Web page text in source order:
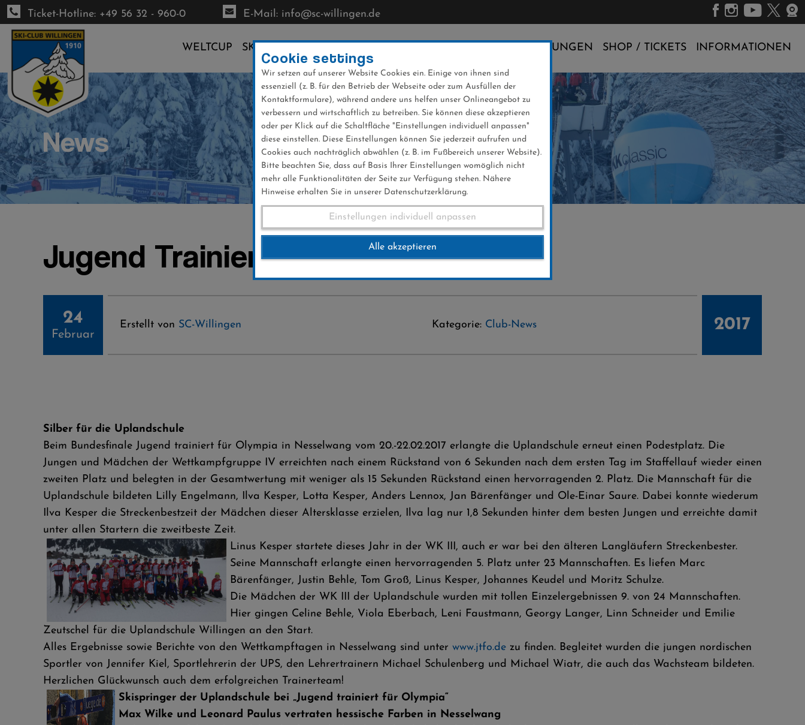
Direkt
zum
Inhalt
Ticket-Hotline: +49 56 32 - 960-0 E-Mail: info@sc-willingen.de
WELTCUP SKI-CLUB VERANSTALTUNGEN SHOP / TICKETS INFORMATIONEN
News
Jugend Trainiert Für Olympia 2017
24
Februar
Erstellt von SC-Willingen Kategorie: Club-News 2017
Silber für die Uplandschule
Beim Bundesfinale Jugend trainiert für Olympia in Nesselwang vom 20.-22.02.2017 erlangte die Uplandschule erneut einen Podestplatz. Die
Jungen und Mädchen der Wettkampfgruppe IV erreichten nach einem Rückstand von 6 Sekunden nach dem ersten Tag im Staffellauf wieder einen
zweiten Platz und belegten in der Gesamtwertung mit weniger als 15 Sekunden Rückstand einen hervorragenden 2. Platz. Die Mannschaft für die
Uplandschule bildeten Lilly Engelmann, Ilva Kesper, Lotta Kesper, Anders Lennox, Jan Bärenfänger und Ole-Einar Saure. Dabei konnte wiederum
Ilva Kesper die Streckenbestzeit der Mädchen dieser Altersklasse erzielen, Ilva lag nur 1,8 Sekunden hinter dem besten Jungen und erreichte damit
unter allen Startern die zweitbeste Zeit.
Linus Kesper startete dieses Jahr in der WK III, auch er war bei den älteren Langläufern Streckenbester.
Seine Mannschaft erlangte einen hervorragenden 5. Platz unter 23 Mannschaften. Es liefen Marc
Bärenfänger, Justin Behle, Tom Groß, Linus Kesper, Johannes Keudel und Moritz Schulze.
Die Mädchen der WK III der Uplandschule wurden mit tollen Einzelergebnissen 9. von 24 Mannschaften.
Hier gingen Celine Behle, Viola Eberbach, Leni Faustmann, Georgy Langer, Linn Schneider und Emilie
Zeutschel für die Uplandschule Willingen an den Start.
Alles Ergebnisse sowie Berichte von den Wettkampftagen in Nesselwang sind unter www.jtfo.de zu finden. Begleitet wurden die jungen nordischen
Sportler von Jennifer Kiel, Sportlehrerin der UPS, den Lehrertrainern Michael Schulenberg und Michael Wiatr, die auch das Wachsteam bildeten.
Herzlichen Glückwunsch auch dem erfolgreichen Trainerteam!
Skispringer der Uplandschule bei „Jugend trainiert für Olympia“
Max Wilke und Leonard Paulus vertraten hessische Farben in Nesselwang
Cookie settings
Wir setzen auf unserer Website Cookies ein. Einige von ihnen sind
essenziell (z. B. für den Betrieb der Webseite oder zum Ausfüllen der
Kontaktformulare), während andere uns helfen unser Onlineangebot zu
verbessern und wirtschaftlich zu betreiben. Sie können diese akzeptieren
oder per Klick auf die Schaltfläche "Einstellungen individuell anpassen"
diese einstellen. Diese Einstellungen können Sie jederzeit aufrufen und
Cookies auch nachträglich abwählen (z. B. im Fußbereich unserer Website).
Bitte beachten Sie, dass auf Basis Ihrer Einstellungen womöglich nicht
mehr alle Funktionalitäten der Seite zur Verfügung stehen. Nähere
Hinweise erhalten Sie in unserer Datenschutzerklärung.
Einstellungen individuell anpassen
Alle akzeptieren